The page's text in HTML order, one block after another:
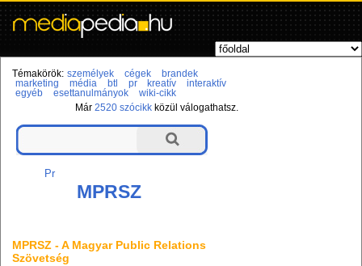
Témakörök: személyek cégek
brandek
marketing
média btl pr kreatív
interaktív
egyéb
esettanulmányok
wiki-cikk
Már2520 szócikk közül válogathatsz.
Pr
MPRSZ
MPRSZ - A Magyar Public Relations
Szövetség